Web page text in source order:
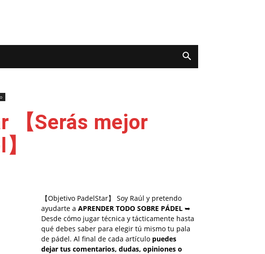
【Serás mejor
【Objetivo PadelStar】 Soy Raúl y pretendo
ayudarte a APRENDER TODO SOBRE PÁDEL ➥
Desde cómo jugar técnica y tácticamente hasta
qué debes saber para elegir tú mismo tu pala
de pádel. Al final de cada artículo puedes
dejar tus comentarios, dudas, opiniones o